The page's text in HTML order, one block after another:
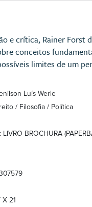
e crítica, Rainer Forst
conceitos
limites de um
Luís Werle
/ Filosofia / Política
: LIVRO BROCHURA
X 21